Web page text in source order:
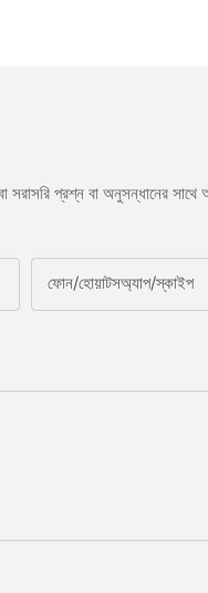
প্রশ্ন বা অনুসন্ধানের
ফোন/হোয়াটসঅ্যাপ/স্কাইপ